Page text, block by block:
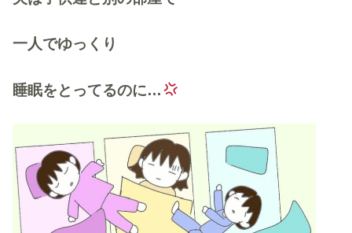
一人でゆっくり
睡眠をとってるのに…